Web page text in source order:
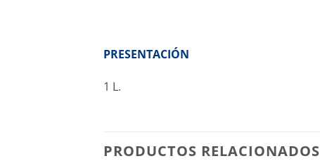
PRESENTACIÓN
1 L.
PRODUCTOS RELACIONADOS